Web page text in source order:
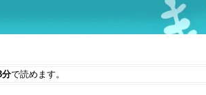
分で読めます。